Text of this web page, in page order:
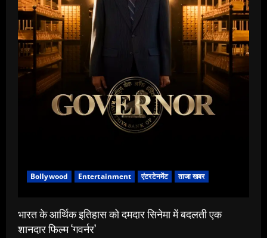
Bollywood Entertainment एंटरटेनमेंट ताजा खबर
भारत के आर्थिक इतिहास को दमदार सिनेमा में बदलती एक
शानदार फिल्म ‘गवर्नर’